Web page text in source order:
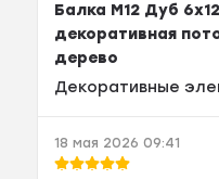
Балка М12 Дуб
декоративная
дерево
Декоративные
18 мая 2026 09:41